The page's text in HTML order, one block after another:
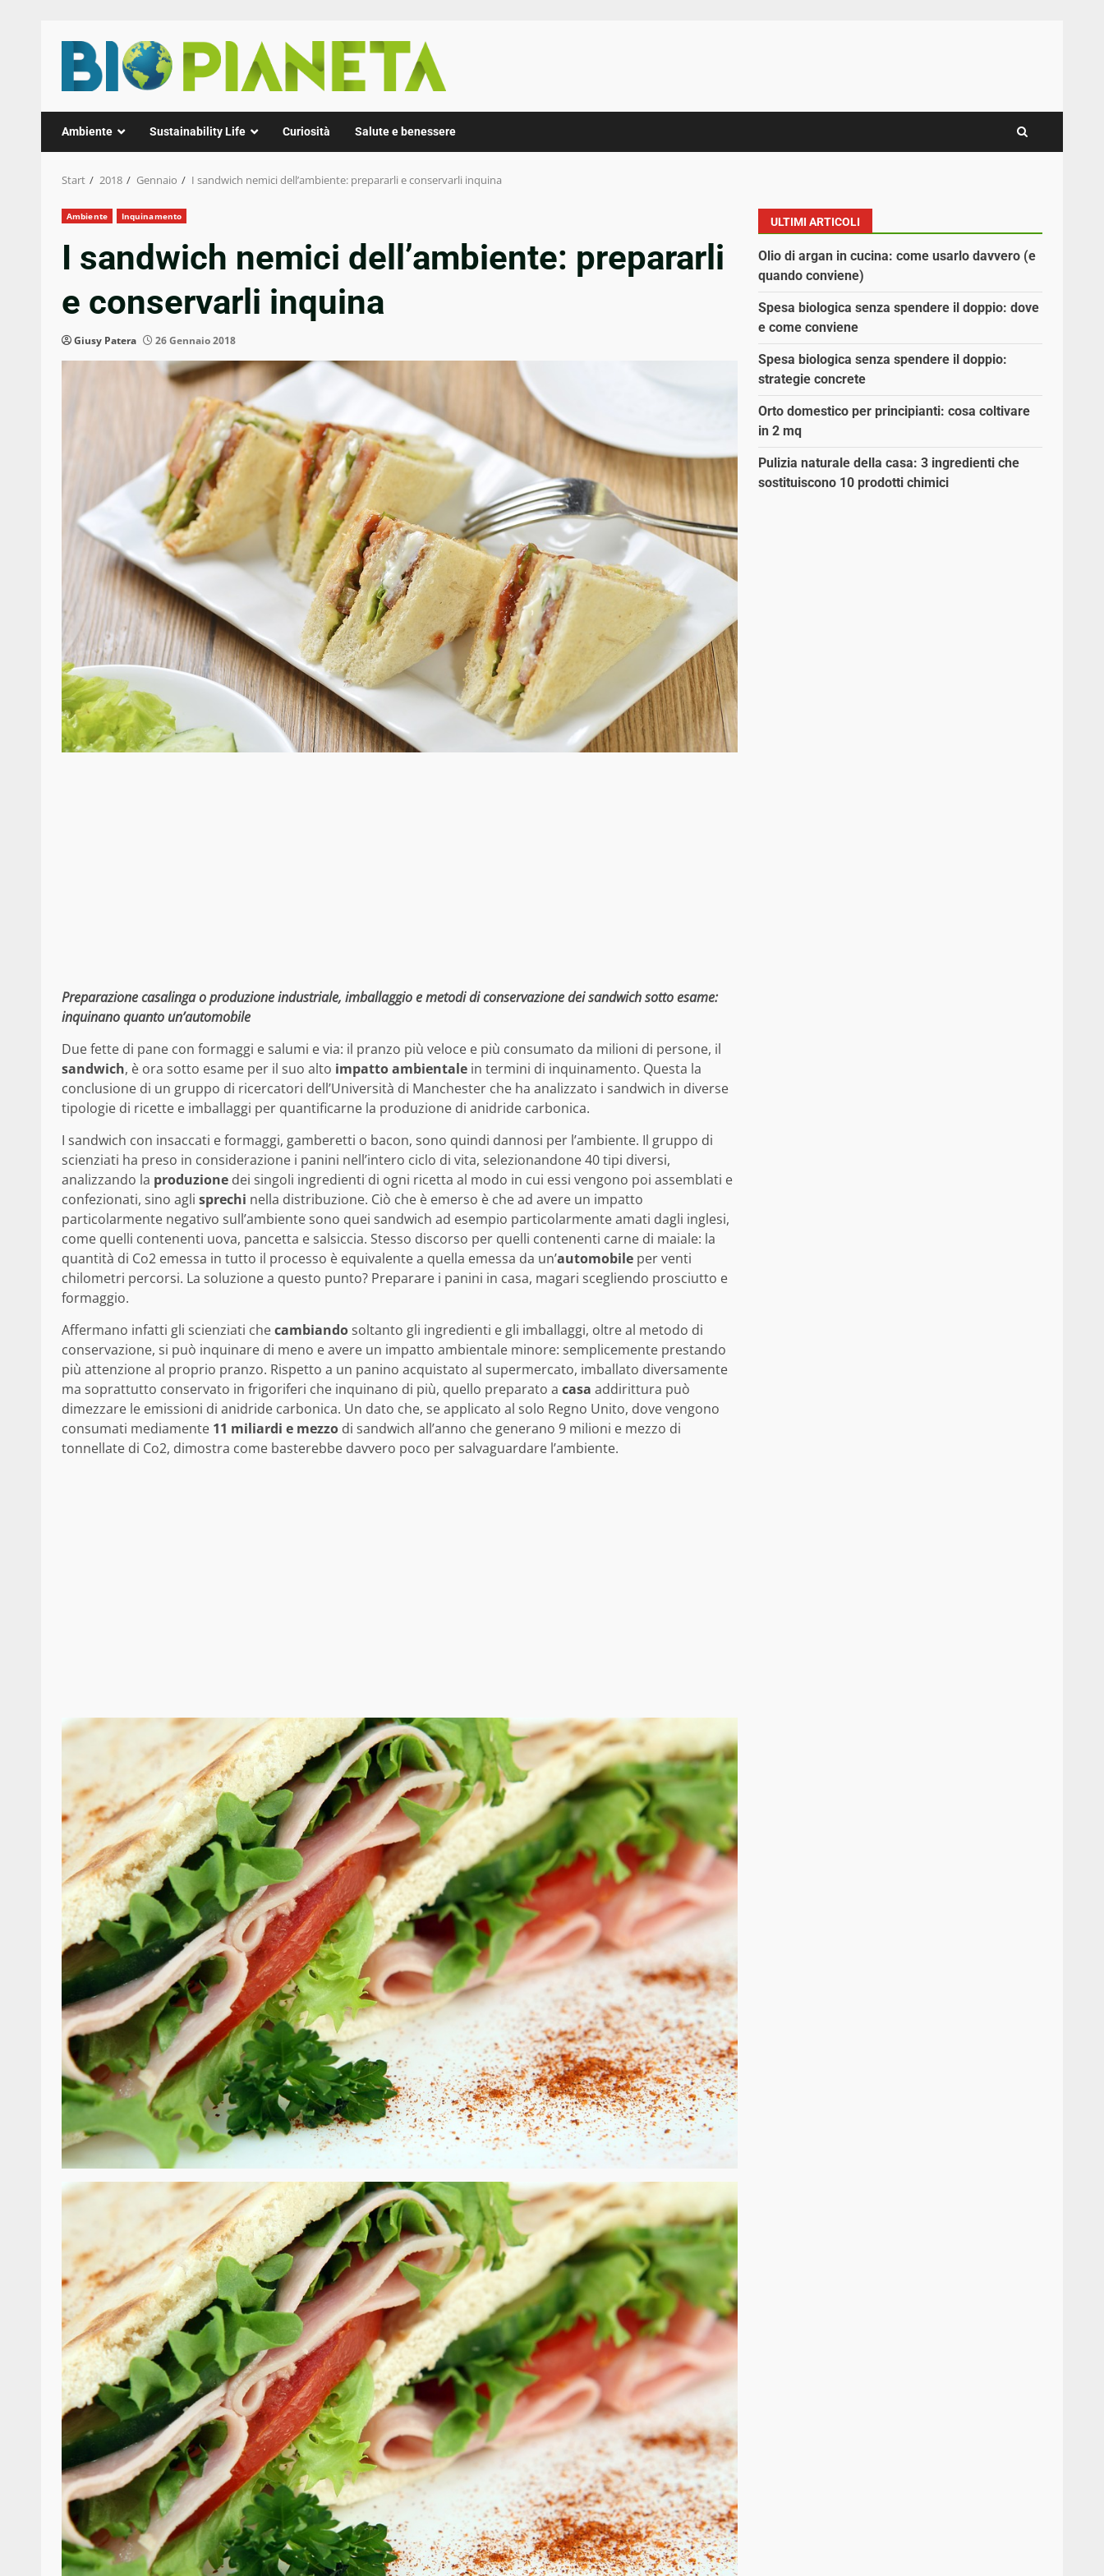
Inhalt
springen
Ambiente Sustainability Life Curiosità Salute e benessere
Start 2018 Gennaio I sandwich nemici dell’ambiente: prepararli e conservarli inquina
Ambiente Inquinamento
I sandwich nemici dell’ambiente: prepararli
e conservarli inquina
Giusy Patera 26 Gennaio 2018
Preparazione casalinga o produzione industriale, imballaggio e metodi di conservazione dei sandwich sotto esame:
inquinano quanto un’automobile
Due fette di pane con formaggi e salumi e via: il pranzo più veloce e più consumato da milioni di persone, il
sandwich, è ora sotto esame per il suo alto impatto ambientale in termini di inquinamento. Questa la
conclusione di un gruppo di ricercatori dell’Università di Manchester che ha analizzato i sandwich in diverse
tipologie di ricette e imballaggi per quantificarne la produzione di anidride carbonica.
I sandwich con insaccati e formaggi, gamberetti o bacon, sono quindi dannosi per l’ambiente. Il gruppo di
scienziati ha preso in considerazione i panini nell’intero ciclo di vita, selezionandone 40 tipi diversi,
analizzando la produzione dei singoli ingredienti di ogni ricetta al modo in cui essi vengono poi assemblati e
confezionati, sino agli sprechi nella distribuzione. Ciò che è emerso è che ad avere un impatto
particolarmente negativo sull’ambiente sono quei sandwich ad esempio particolarmente amati dagli inglesi,
come quelli contenenti uova, pancetta e salsiccia. Stesso discorso per quelli contenenti carne di maiale: la
quantità di Co2 emessa in tutto il processo è equivalente a quella emessa da un’automobile per venti
chilometri percorsi. La soluzione a questo punto? Preparare i panini in casa, magari scegliendo prosciutto e
formaggio.
Affermano infatti gli scienziati checambiandosoltanto gli ingredienti e gli imballaggi, oltre al metodo di
conservazione, si può inquinare di meno e avere un impatto ambientale minore: semplicemente prestando
più attenzione al proprio pranzo. Rispetto a un panino acquistato al supermercato, imballato diversamente
ma soprattutto conservato in frigoriferi che inquinano di più, quello preparato a casa addirittura può
dimezzare le emissioni di anidride carbonica. Un dato che, se applicato al solo Regno Unito, dove vengono
consumati mediamente 11 miliardi e mezzo di sandwich all’anno che generano 9 milioni e mezzo di
tonnellate di Co2, dimostra come basterebbe davvero poco per salvaguardare l’ambiente.
ULTIMI ARTICOLI
Olio di argan in cucina: come usarlo davvero (e
quando conviene)
Spesa biologica senza spendere il doppio: dove
e come conviene
Spesa biologica senza spendere il doppio:
strategie concrete
Orto domestico per principianti: cosa coltivare
in 2 mq
Pulizia naturale della casa: 3 ingredienti che
sostituiscono 10 prodotti chimici